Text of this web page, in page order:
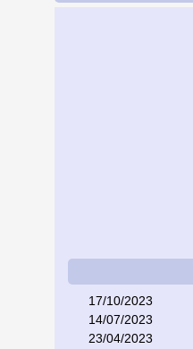
17/10/2023
14/07/2023
23/04/2023